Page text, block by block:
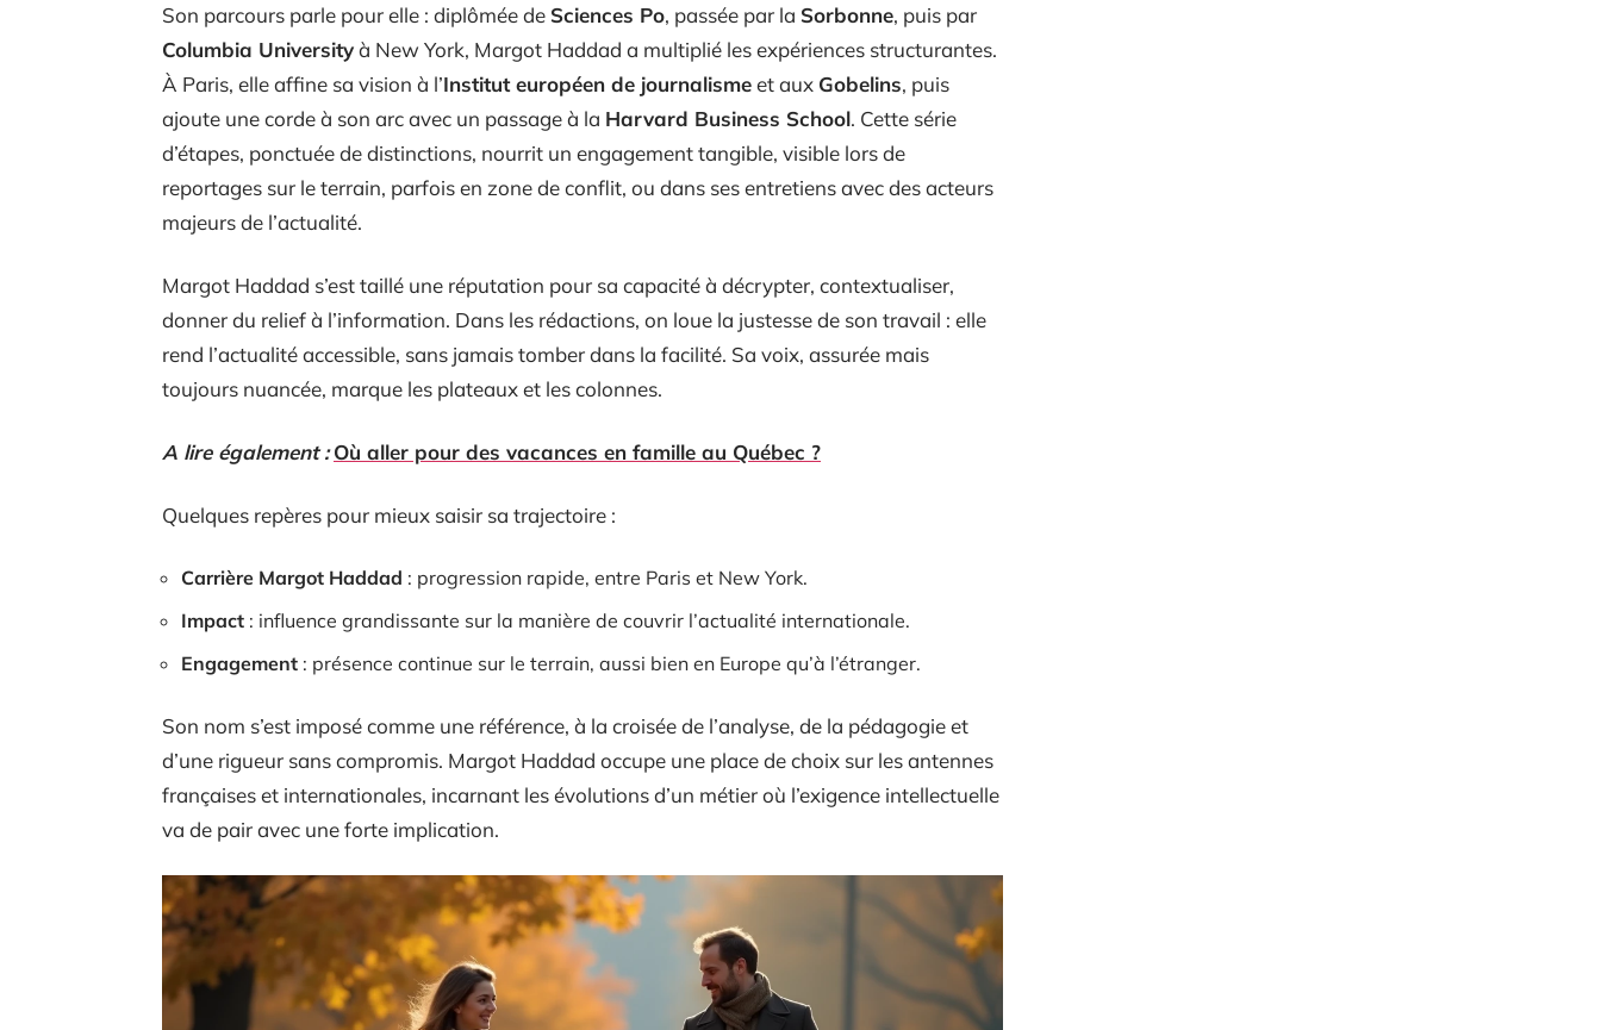
Son parcours parle pour elle : diplômée de Sciences Po, passée par la Sorbonne, puis par
Columbia Universityà New York, Margot Haddad a multiplié les expériences structurantes.
À Paris, elle affine sa vision à l’Institut européen de journalismeet aux Gobelins, puis
ajoute une corde à son arc avec un passage à la Harvard Business School. Cette série
d’étapes, ponctuée de distinctions, nourrit un engagement tangible, visible lors de
reportages sur le terrain, parfois en zone de conflit, ou dans ses entretiens avec des acteurs
majeurs de l’actualité.
Margot Haddad s’est taillé une réputation pour sa capacité à décrypter, contextualiser,
donner du relief à l’information. Dans les rédactions, on loue la justesse de son travail : elle
rend l’actualité accessible, sans jamais tomber dans la facilité. Sa voix, assurée mais
toujours nuancée, marque les plateaux et les colonnes.
A lire également : Où aller pour des vacances en famille au Québec ?
Quelques repères pour mieux saisir sa trajectoire :
Carrière Margot Haddad : progression rapide, entre Paris et New York.
Impact : influence grandissante sur la manière de couvrir l’actualité internationale.
Engagement : présence continue sur le terrain, aussi bien en Europe qu’à l’étranger.
Son nom s’est imposé comme une référence, à la croisée de l’analyse, de la pédagogie et
d’une rigueur sans compromis. Margot Haddad occupe une place de choix sur les antennes
françaises et internationales, incarnant les évolutions d’un métier où l’exigence intellectuelle
va de pair avec une forte implication.